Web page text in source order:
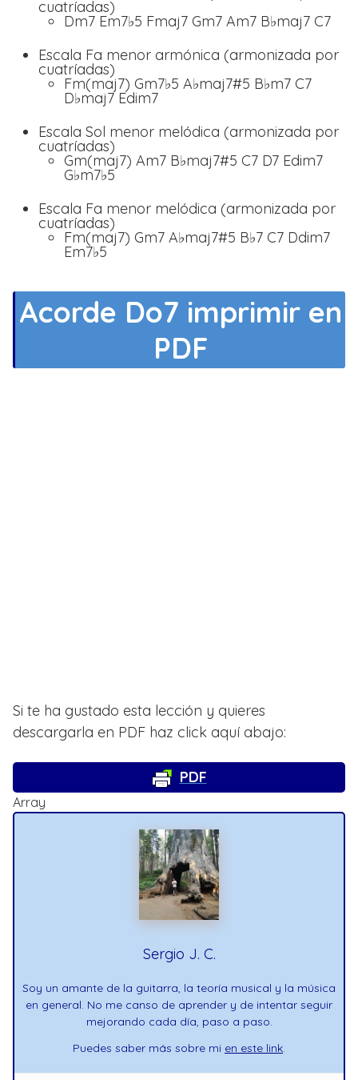
cuatríadas)
Dm7 Em7♭5 Fmaj7 Gm7 Am7 B♭maj7 C7
Escala Fa menor armónica (armonizada por
cuatríadas)
Fm(maj7) Gm7♭5 A♭maj7#5 B♭m7 C7
D♭maj7 Edim7
Escala Sol menor melódica (armonizada por
cuatríadas)
Gm(maj7) Am7 B♭maj7#5 C7 D7 Edim7
G♭m7♭5
Escala Fa menor melódica (armonizada por
cuatríadas)
Fm(maj7) Gm7 A♭maj7#5 B♭7 C7 Ddim7
Em7♭5
Acorde Do7 imprimir en
PDF
Si te ha gustado esta lección y quieres
descargarla en PDF haz click aquí abajo:
PDF
Array
Sergio J. C.
Soy un amante de la guitarra, la teoría musical y la música
en general. No me canso de aprender y de intentar seguir
mejorando cada día, paso a paso.
Puedes saber más sobre mi en este link.